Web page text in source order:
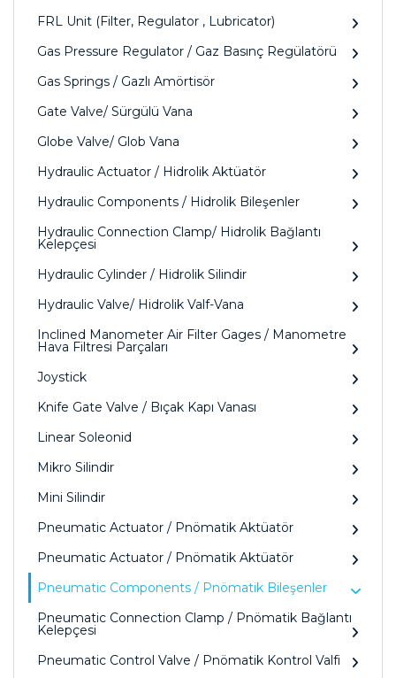
FRL Unit (Filter, Regulator , Lubricator)
Gas Pressure Regulator / Gaz Basınç Regülatörü
Gas Springs / Gazlı Amörtisör
Gate Valve/ Sürgülü Vana
Globe Valve/ Glob Vana
Hydraulic Actuator / Hidrolik Aktüatör
Hydraulic Components / Hidrolik Bileşenler
Hydraulic Connection Clamp/ Hidrolik Bağlantı
Kelepçesi
Hydraulic Cylinder / Hidrolik Silindir
Hydraulic Valve/ Hidrolik Valf-Vana
Inclined Manometer Air Filter Gages / Manometre
Hava Filtresi Parçaları
Joystick
Knife Gate Valve / Bıçak Kapı Vanası
Linear Soleonid
Mikro Silindir
Mini Silindir
Pneumatic Actuator / Pnömatik Aktüatör
Pneumatic Actuator / Pnömatik Aktüatör
Pneumatic Components / Pnömatik Bileşenler
Pneumatic Connection Clamp / Pnömatik Bağlantı
Kelepçesi
Pneumatic Control Valve / Pnömatik Kontrol Valfi